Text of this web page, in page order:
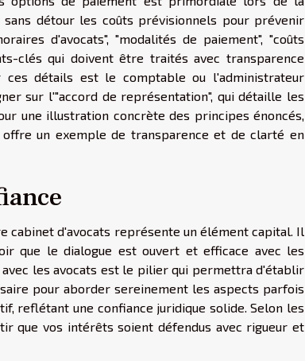
détour les coûts prévisionnels pour prévenir
d'avocats", "modalités de paiement", "coûts
clés qui doivent être traités avec transparence
détails est le comptable ou l'administrateur
sur l'"accord de représentation", qui détaille les
une illustration concrète des principes énoncés,
offre un exemple de transparence et de clarté en
cabinet d'avocats représente un élément capital. Il
que le dialogue est ouvert et efficace avec les
les avocats est le pilier qui permettra d'établir
pour aborder sereinement les aspects parfois
reflétant une confiance juridique solide. Selon les
que vos intérêts soient défendus avec rigueur et